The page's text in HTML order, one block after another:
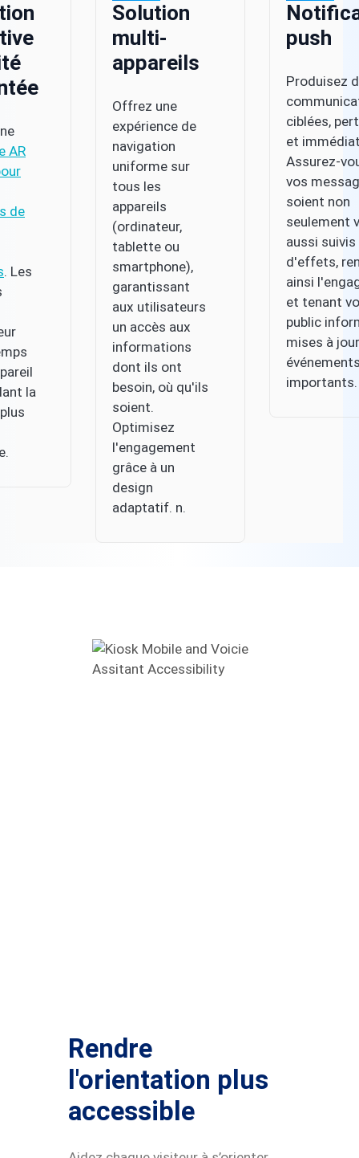
AR
de
. Les
la
Solution
multi-
appareils
Offrez une
expérience de
navigation
uniforme sur
tous les
appareils
(ordinateur,
tablette ou
smartphone),
garantissant
aux utilisateurs
un accès aux
informations
dont ils ont
besoin, où qu'ils
soient.
Optimisez
l'engagement
grâce à un
design
adaptatif. n.
push
Produisez
ciblées,
et
Assurez-
vos
soient non
seulement
aussi suivis
d'effets,
ainsi
et tenant
public
mises à
importants.
Rendre
l'orientation plus
accessible